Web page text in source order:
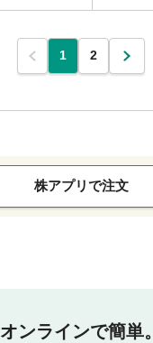
1 2
株アプリで注文
オンラインで簡単。